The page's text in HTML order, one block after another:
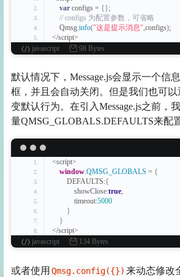
var configs = {};
// configs 为配置参数，可省略
    Qmsg.
info("这是提示消息",configs);
</script>
javascript
98 Bytes
默认情况下，Message.js会显示一个信
框，并且会自动关闭。但是我们也可
变默认行为。在引入Message.js之前，
量QMSG_GLOBALS.DEFAULTS来配
<script>
window.QMSG_GLOBALS = {
        DEFAULTS:
{
            showClose:
true,
            timeout:
5000
}
}
</script>
javascript
134 Bytes
或者使用 Qmsg.config({}) 来动态修改